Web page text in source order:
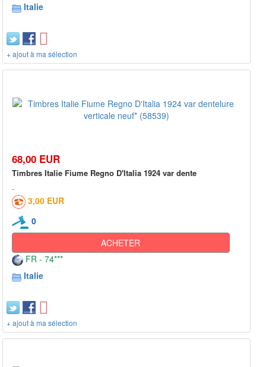
Italie
+ ajout à ma sélection
68,00 EUR
Timbres Italie Fiume Regno D'Italia 1924 var dente
3,00 EUR
0
ACHETER
FR - 74***
Italie
+ ajout à ma sélection